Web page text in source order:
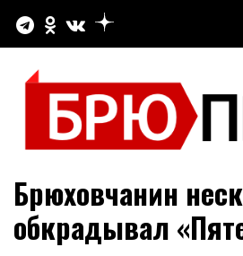
содержимому
БРЮПРЕСС
Официальный сайт газеты
Брюховчанин
обкрадывал